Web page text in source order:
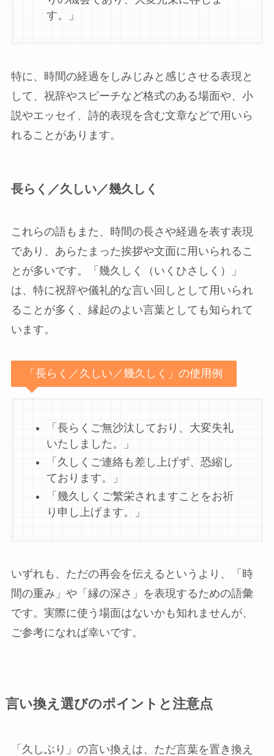
す。」
特に、時間の経過をしみじみと感じさせる表現と
して、祝辞やスピーチなど格式のある場面や、小
説やエッセイ、詩的表現を含む文章などで用いら
れることがあります。
長らく／久しい／幾久しく
これらの語もまた、時間の長さや経過を表す表現
であり、あらたまった挨拶や文面に用いられるこ
とが多いです。「幾久しく（いくひさしく）」
は、特に祝辞や儀礼的な言い回しとして用いられ
ることが多く、縁起のよい言葉としても知られて
います。
「長らく／久しい／幾久しく」の使用例
「長らくご無沙汰しており、大変失礼
いたしました。」
「久しくご連絡も差し上げず、恐縮し
ております。」
「幾久しくご繁栄されますことをお祈
り申し上げます。」
いずれも、ただの再会を伝えるというより、「時
間の重み」や「縁の深さ」を表現するための語彙
です。実際に使う場面はないかも知れませんが、
ご参考になれば幸いです。
言い換え選びのポイントと注意点
「久しぶり」の言い換えは、ただ言葉を置き換え